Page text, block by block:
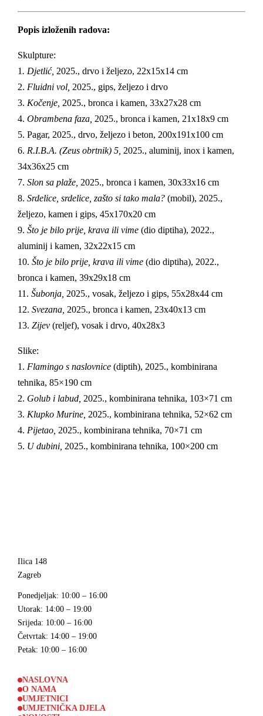
Popis izloženih radova:
Skulpture:
1. Djetlić, 2025., drvo i željezo, 22x15x14 cm
2. Fluidni vol, 2025., gips, željezo i drvo
3. Kočenje, 2025., bronca i kamen, 33x27x28 cm
4. Obrambena faza, 2025., bronca i kamen, 21x18x9 cm
5. Pagar, 2025., drvo, željezo i beton, 200x191x100 cm
6. R.I.B.A. (Zeus obrtnik) 5, 2025., aluminij, inox i kamen,
34x36x25 cm
7. Slon sa plaže, 2025., bronca i kamen, 30x33x16 cm
8. Srdelice, srdelice, zašto si tako mala?(mobil), 2025.,
željezo, kamen i gips, 45x170x20 cm
9. Što je bilo prije, krava ili vime (dio diptiha), 2022.,
aluminij i kamen, 32x22x15 cm
10. Što je bilo prije, krava ili vime(dio diptiha), 2022.,
bronca i kamen, 39x29x18 cm
11. Šubonja, 2025., vosak, željezo i gips, 55x28x44 cm
12. Svezana, 2025., bronca i kamen, 23x40x13 cm
13. Zijev(reljef), vosak i drvo, 40x28x3
Slike:
1. Flamingo s naslovnice(diptih), 2025., kombinirana
tehnika, 85×190 cm
2. Golub i labud, 2025., kombinirana tehnika, 103×71 cm
3. Klupko Murine, 2025., kombinirana tehnika, 52×62 cm
4. Pijetao, 2025., kombinirana tehnika, 70×71 cm
5. U dubini, 2025., kombinirana tehnika, 100×200 cm
Ilica 148
Zagreb
Ponedjeljak: 10:00 – 16:00
Utorak: 14:00 – 19:00
Srijeda: 10:00 – 16:00
Četvrtak: 14:00 – 19:00
Petak: 10:00 – 16:00
NASLOVNA
O NAMA
UMJETNICI
UMJETNIČKA DJELA